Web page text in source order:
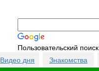
Пользовательский поиск
Видео дня Знакомства